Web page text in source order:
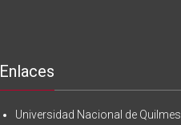
Enlaces
Universidad Nacional de Quilmes